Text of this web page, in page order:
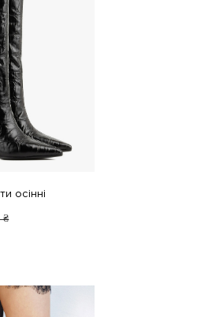
осінні
₴